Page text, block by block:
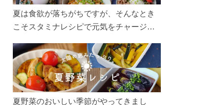
夏は食欲が落ちがちですが、そんなとき
こそスタミナレシピで元気をチャージ！
リ食べて、夏バテを吹き飛ばしましょ
う！
夏野菜のおいしい季節がやってきまし